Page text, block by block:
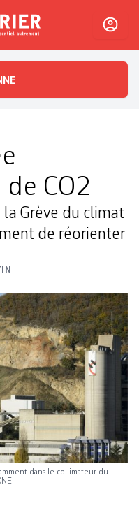
L'essentiel, autrement
CO2
Grève du climat
de réorienter
dans le collimateur du